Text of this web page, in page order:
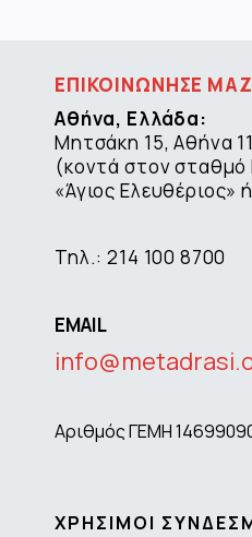
ΕΠΙΚΟΙΝΩΝΗΣΕ
Αθήνα, Ελλάδα:
Μητσάκη 15, Αθήνα
(κοντά στον
«Άγιος Ελευθέριος»
Τηλ.: 214 100 8700
EMAIL
Αριθμός ΓΕΜΗ
ΧΡΗΣΙΜΟΙ